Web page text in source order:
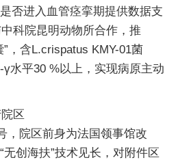
否进入血管痉挛期提供数据支
科院昆明动物所合作，推
，含L.crispatus KMY-01菌
水平30 %以上，实现病原主动
区
，院区前身为法国领事馆改
创海扶”技术见长，对附件区